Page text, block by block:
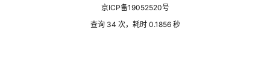
京ICP备19052520号
查询 34 次，耗时 0.1856 秒